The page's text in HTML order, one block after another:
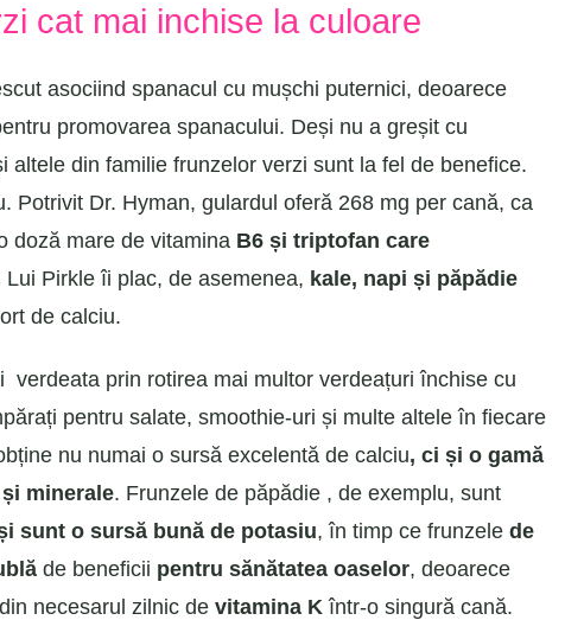
cat mai inchise la culoare
asociind spanacul cu mușchi puternici, deoarece
promovarea spanacului. Deși nu a greșit cu
altele din familie frunzelor verzi sunt la fel de benefice.
Potrivit Dr. Hyman, gulardul oferă 268 mg per cană, ca
doză mare de vitamina B6 și triptofan care
Lui Pirkle îi plac, de asemenea, kale, napi și păpădie
de calciu.
verdeata prin rotirea mai multor verdeațuri închise cu
pentru salate, smoothie-uri și multe altele în fiecare
nu numai o sursă excelentă de calciu, ci și o gamă
minerale. Frunzele de păpădie , de exemplu, sunt
sunt o sursă bună de potasiu, în timp ce frunzele de
de beneficii pentru sănătatea oaselor, deoarece
necesarul zilnic de vitamina K într-o singură cană.